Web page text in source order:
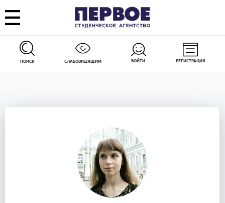
ПОИСК СЛАБОВИДЯЩИМ ВОЙТИ РЕГИСТРАЦИЯ